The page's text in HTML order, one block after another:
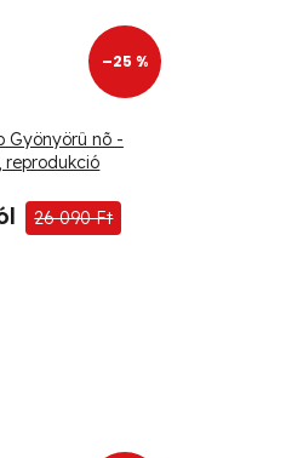
–25 %
Gyönyörû nõ -
reprodukció
26 090 Ft